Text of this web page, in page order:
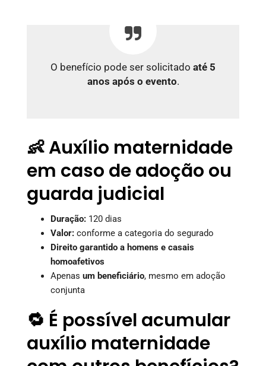
O benefício pode ser solicitado até 5
anos após o evento.
👶 Auxílio maternidade
em caso de adoção ou
guarda judicial
Duração: 120 dias
Valor: conforme a categoria do segurado
Direito garantido a homens e casais
homoafetivos
Apenas um beneficiário, mesmo em adoção
conjunta
🔁 É possível acumular
auxílio maternidade